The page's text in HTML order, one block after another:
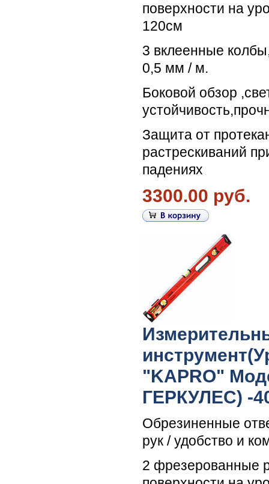
поверхности на
120см
3 вклеенные
0,5 мм / м.
Боковой обзор
Защита от
растрескиваний
падениях
3300.00 руб.
"KAPRO"
ГЕРКУЛЕС) -
Обрезиненные
рук / удобство и
2 фрезерованные